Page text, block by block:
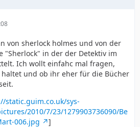
von sherlock holmes und von der
"Sherlock" in der der Detektiv im
Ich wollt einfahc mal fragen,
haltet und ob ihr eher für die Bücher
static.guim.co.uk/sys-
2010/7/23/1279903736090/Be
006.jpg
]